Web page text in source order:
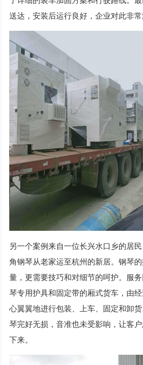
送达，安装后运行良好，企业对此非常
另一个案例来自一位长兴水口乡的居
角钢琴从老家运至杭州的新居。钢琴
量，更需要技巧和对细节的呵护。服
琴专用护具和固定带的厢式货车，由
心翼翼地进行包装、上车、固定和卸
琴完好无损，音准也未受影响，让客
下来。